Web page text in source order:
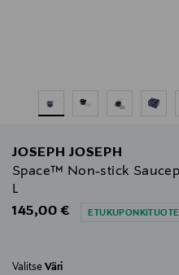
JOSEPH JOSEPH
Space™ Non-stick
L
Original Price
145,00 € ETUKUPONKITUOTE
Valitse Väri